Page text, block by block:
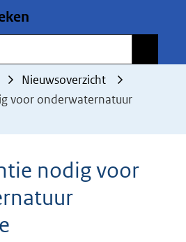
Nieuwsoverzicht
voor onderwaternatuur
nodig voor